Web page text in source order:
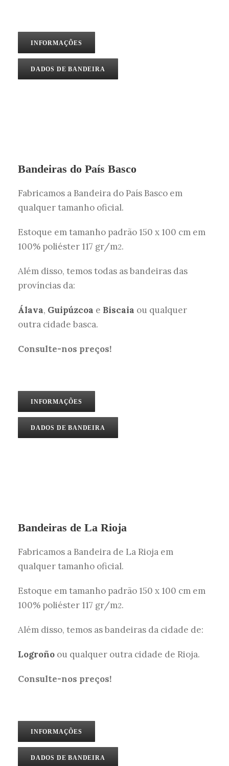
INFORMAÇÕES
DADOS DE BANDEIRA
Bandeiras do País Basco
Fabricamos a Bandeira do País Basco em
qualquer tamanho oficial.
Estoque em tamanho padrão 150 x 100 cm em
100% poliéster 117 gr/m2.
Além disso, temos todas as bandeiras das
províncias da:
Álava, Guipúzcoa e Biscaia ou qualquer
outra cidade basca.
Consulte-nos preços!
INFORMAÇÕES
DADOS DE BANDEIRA
Bandeiras de La Rioja
Fabricamos a Bandeira de La Rioja em
qualquer tamanho oficial.
Estoque em tamanho padrão 150 x 100 cm em
100% poliéster 117 gr/m2.
Além disso, temos as bandeiras da cidade de:
Logroño ou qualquer outra cidade de Rioja.
Consulte-nos preços!
INFORMAÇÕES
DADOS DE BANDEIRA